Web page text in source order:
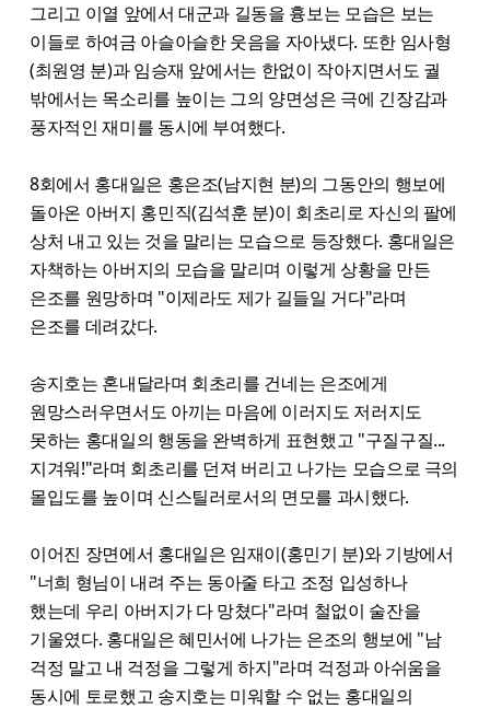
그리고 이열 앞에서 대군과 길동을 흉보는 모습은 보는
이들로 하여금 아슬아슬한 웃음을 자아냈다. 또한 임사형
(최원영 분)과 임승재 앞에서는 한없이 작아지면서도 궐
밖에서는 목소리를 높이는 그의 양면성은 극에 긴장감과
풍자적인 재미를 동시에 부여했다.
8회에서 홍대일은 홍은조(남지현 분)의 그동안의 행보에
돌아온 아버지 홍민직(김석훈 분)이 회초리로 자신의 팔에
상처 내고 있는 것을 말리는 모습으로 등장했다. 홍대일은
자책하는 아버지의 모습을 말리며 이렇게 상황을 만든
은조를 원망하며 "이제라도 제가 길들일 거다"라며
은조를 데려갔다.
송지호는 혼내달라며 회초리를 건네는 은조에게
원망스러우면서도 아끼는 마음에 이러지도 저러지도
못하는 홍대일의 행동을 완벽하게 표현했고 "구질구질...
지겨워!"라며 회초리를 던져 버리고 나가는 모습으로 극의
몰입도를 높이며 신스틸러로서의 면모를 과시했다.
이어진 장면에서 홍대일은 임재이(홍민기 분)와 기방에서
"너희 형님이 내려 주는 동아줄 타고 조정 입성하나
했는데 우리 아버지가 다 망쳤다"라며 철없이 술잔을
기울였다. 홍대일은 혜민서에 나가는 은조의 행보에 "남
걱정 말고 내 걱정을 그렇게 하지"라며 걱정과 아쉬움을
동시에 토로했고 송지호는 미워할 수 없는 홍대일의